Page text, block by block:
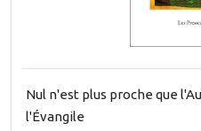
Nul n'est plus proche que
l'Évangile